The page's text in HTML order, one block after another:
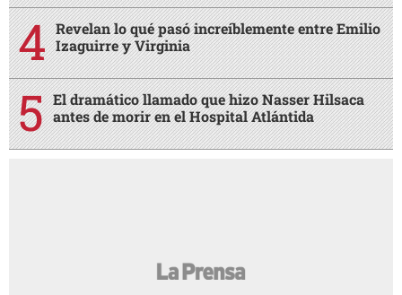
Revelan lo qué pasó increíblemente entre Emilio
Izaguirre y Virginia
El dramático llamado que hizo Nasser Hilsaca
antes de morir en el Hospital Atlántida